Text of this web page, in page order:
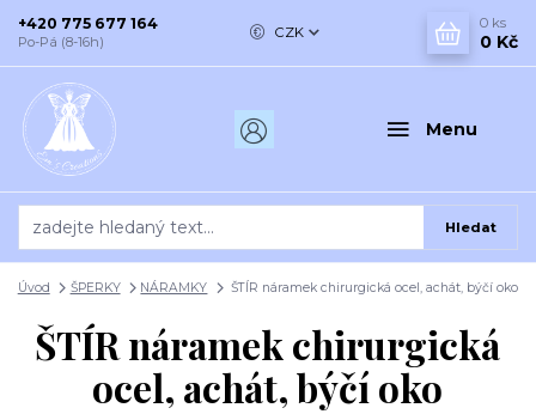
Menu
CZK
Hledat
+420 775 677 164
Po-Pá (8-16h)
0 ks
0 Kč
Úvod ŠPERKY NÁRAMKY ŠTÍR náramek chirurgická ocel, achát, býčí oko
ŠTÍR náramek chirurgická
ocel, achát, býčí oko